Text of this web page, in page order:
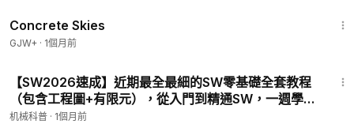
Concrete Skies
GJW+ · 1個月前
【SW2026速成】近期最全最細的SW零基礎全套教程
（包含工程圖+有限元），從入門到精通SW，一週學完
即可就業！看完這一套SW教程就夠了！ P2 - 軟件安裝
机械科普 · 1個月前